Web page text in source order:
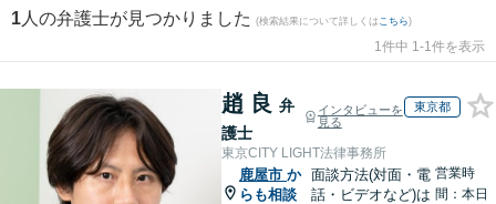
1 人の弁護士が見つかりました (検索結果について詳しくは こちら)
1件中 1-1件を表示
趙 良 弁
護士
インタビューを
見る
東京都
東京CITY LIGHT法律事務所
鹿屋市 か
らも相談
面談方法(対面・電
話・ビデオなど)は
営業時
間：本日